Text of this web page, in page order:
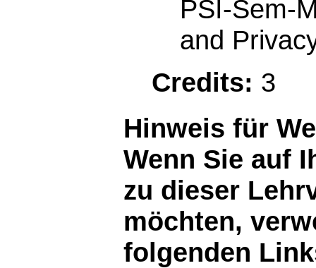
PSI-Sem-
and
Credits: 3
Hinweis für
Wenn Sie auf
zu dieser
möchten,
folgenden